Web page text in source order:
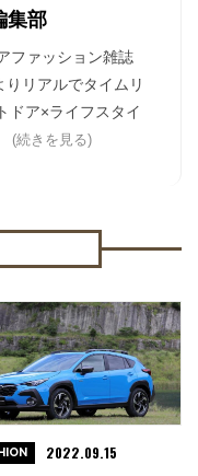
集部
ファッション雑誌
りリアルでタイムリ
ドア×ライフスタイ
(続きを見る)
2022.09.15